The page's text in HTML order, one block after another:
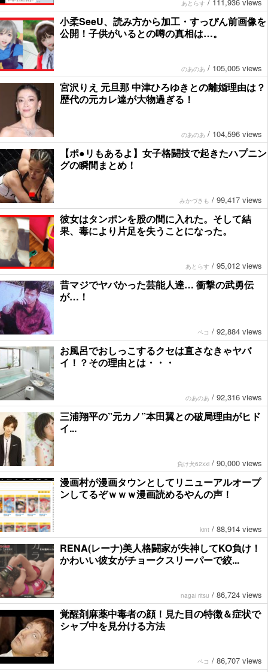
あとらす / 111,936 views
小柔SeeU、読み方から加工・すっぴん前画像を
公開！子供がいるとの噂の真相は…。
のあのあ / 105,005 views
宮沢りえ 元旦那 中津ひろゆきとの離婚理由は？
歴代の元カレ達が大物過ぎる！
のあのあ / 104,596 views
【ポ●リもあるよ】女子格闘技で起きたハプニン
グの瞬間まとめ！
みかづきも / 99,417 views
彼女はタンポンを股の間に入れた。そして結
果、毒により片足を失うことになった。
あとらす / 95,012 views
昔マジでヤバかった芸能人達… 衝撃の武勇伝
が…！
ペコ / 92,884 views
お風呂でおしっこするクセは直さなきゃヤバ
イ！？その理由とは・・・
のあのあ / 92,316 views
三浦翔平の”元カノ”本田翼との破局理由がヒド
イ...
負け犬62xxi / 90,000 views
漫画村が漫画タウンとしてリニューアルオープ
ンしてるぞｗｗｗ漫画読めるやんの声！
kint / 88,914 views
RENA(レーナ)美人格闘家が失神してKO負け！
かわいい彼女がチョークスリーパーで絞...
nagai ritsu / 86,724 views
覚醒剤麻薬中毒者の顔！見た目の特徴＆症状で
シャブ中を見分ける方法
ペコ / 86,707 views